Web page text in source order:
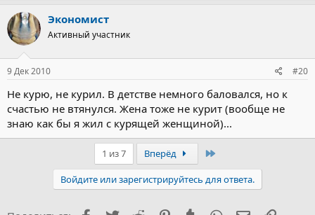
Экономист
Активный участник
9 Дек 2010 #20
Не курю, не курил. В детстве немного баловался, но к
счастью не втянулся. Жена тоже не курит (вообще не
знаю как бы я жил с курящей женщиной)...
1 из 7 Вперёд
Войдите или зарегистрируйтесь для ответа.